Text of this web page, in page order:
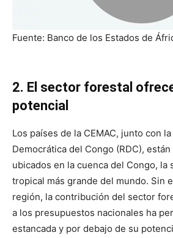
Fuente: Banco de los Estados de
2. El sector forestal
potencial
Los países de la CEMAC, junto con
Democrática del Congo (RDC),
ubicados en la cuenca del Congo, la
tropical más grande del mundo. Sin
región, la contribución del sector
a los presupuestos nacionales ha
estancada y por debajo de su